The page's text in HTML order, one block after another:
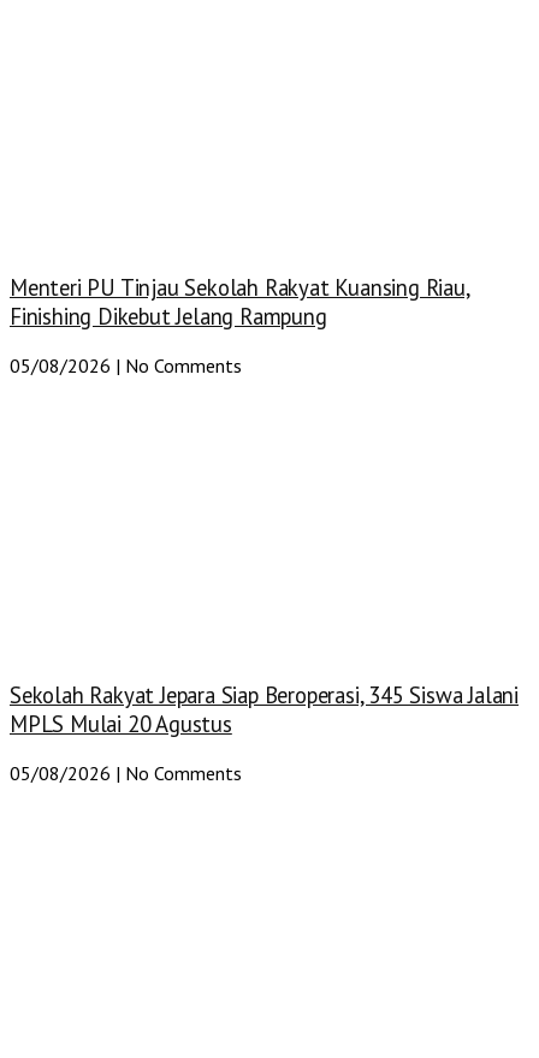
Menteri PU Tinjau Sekolah Rakyat Kuansing Riau,
Finishing Dikebut Jelang Rampung
05/08/2026 No Comments
Sekolah Rakyat Jepara Siap Beroperasi, 345 Siswa Jalani
MPLS Mulai 20 Agustus
05/08/2026 No Comments